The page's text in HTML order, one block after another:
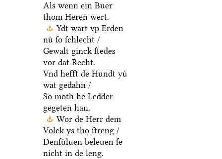
Als wenn ein Buer
thom Heren wert.
Ydt wart vp Erden
nuͤ ſo ſchlecht /
Gewalt ginck ſtedes
vor dat Recht.
Vnd hefft de Hundt yuͤ
wat gedahn /
So moth he Ledder
gegeten han.
Wor de Herr dem
Volck ys tho ſtreng /
Denſuͤluen beleuen ſe
nicht in de leng.